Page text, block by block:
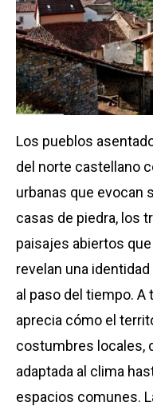
Los pueblos
del norte castellano
urbanas que evocan
casas de piedra, los
paisajes abiertos
revelan una
al paso del tiempo.
aprecia cómo el
costumbres locales,
adaptada al clima
espacios comunes.